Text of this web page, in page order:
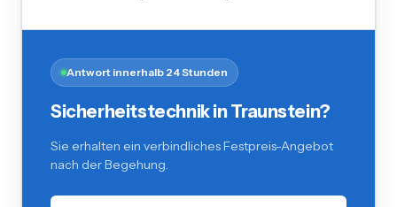
Antwort innerhalb 24 Stunden
Sicherheitstechnik in Traunstein?
Sie erhalten ein verbindliches Festpreis-Angebot
nach der Begehung.